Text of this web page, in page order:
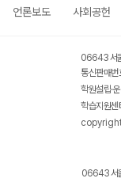
언론보도 사회공헌
06643 서
통신판매
학원설립·
학습지원
06643 서